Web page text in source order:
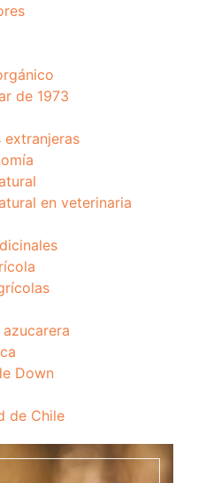
de 1973
extranjeras
en veterinaria
Down
de Chile